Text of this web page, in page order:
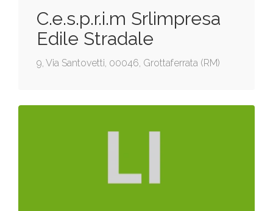
C.e.s.p.r.i.m Srlimpresa
Edile Stradale
9, Via Santovetti, 00046, Grottaferrata (RM)